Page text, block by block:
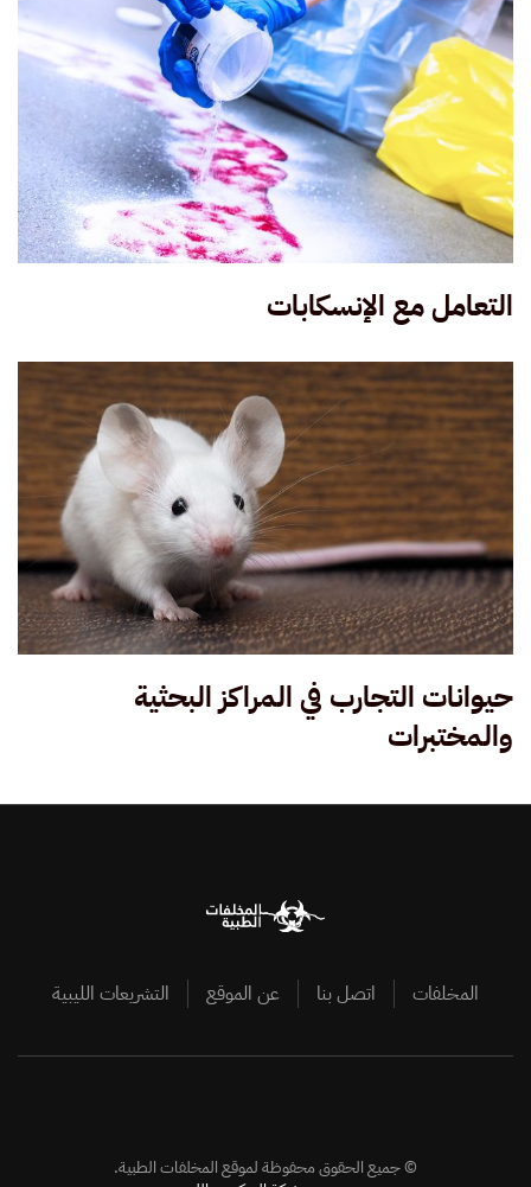
التعامل مع الإنسكابات
حيوانات التجارب في المراكز البحثية
والمختبرات
المخلفات اتصل بنا عن الموقع التشريعات الليبية
©جميع الحقوق محفوظة لموقع المخلفات الطبية.